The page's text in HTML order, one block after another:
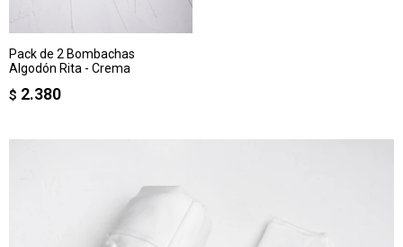
Pack de 2 Bombachas
Algodón Rita - Crema
$ 2.380